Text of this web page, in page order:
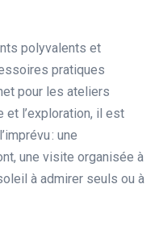
polyvalents et
pratiques
pour les ateliers
l’exploration, il est
: une
une visite organisée à
à admirer seuls ou à